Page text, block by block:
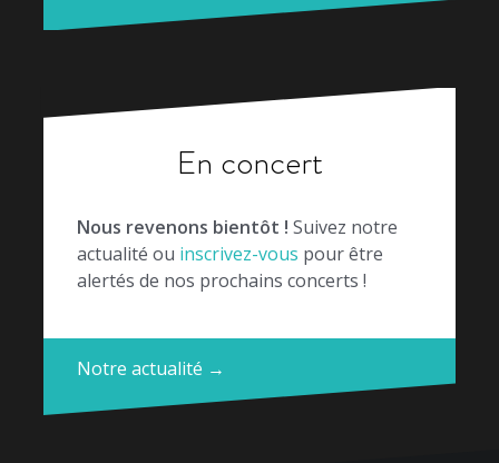
En concert
Nous revenons bientôt ! Suivez notre
actualité ou inscrivez-vous pour être
alertés de nos prochains concerts !
Notre actualité →